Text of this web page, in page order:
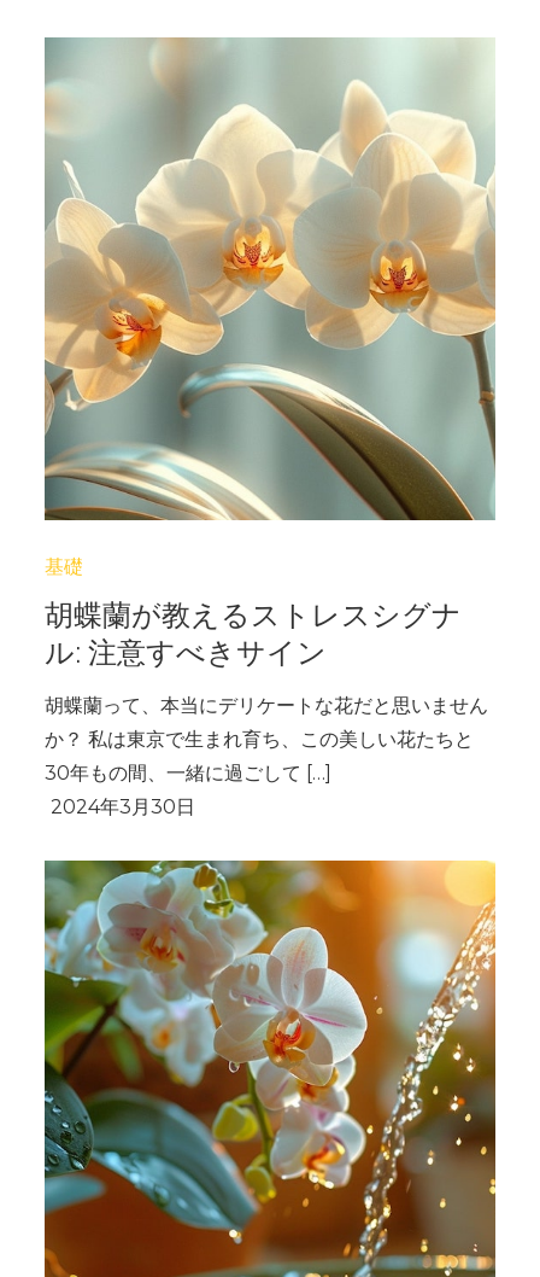
基礎
胡蝶蘭が教えるストレスシグナ
ル: 注意すべきサイン
胡蝶蘭って、本当にデリケートな花だと思いません
か？ 私は東京で生まれ育ち、この美しい花たちと
30年もの間、一緒に過ごして […]